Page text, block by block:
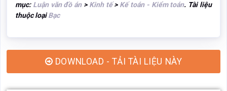
mục: Luận văn đồ án> Kinh tế> Kế toán - Kiểm toán. Tài liệu
thuộc loạiBạc
DOWNLOAD - TẢI TÀI LIỆU NÀY